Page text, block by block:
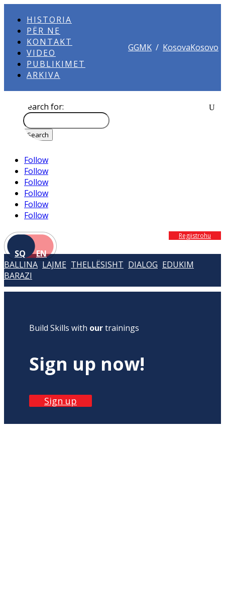
HISTORIA
PËR NE
KONTAKT
VIDEO
PUBLIKIMET
ARKIVA
GGMK / KosovaKosovo
Search for:
Follow
Follow
Follow
Follow
Follow
Follow
SQ EN
Regjistrohu
BALLINA LAJME THELLËSISHT DIALOG EDUKIM
BARAZI
Build Skills with ourtrainings
Sign up now!
Sign up